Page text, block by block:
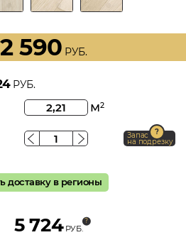
2 590 РУБ.
РУБ.
м2
Запас
на подрезку
доставку в регионы
5 724 РУБ.